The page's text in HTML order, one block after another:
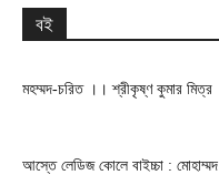
বই
মহম্মদ-চরিত ।। শ্রীকৃষ্ণ কুমার মিত্র
আস্তে লেডিজ কোলে বাইচ্চা : মোহাম্মদ